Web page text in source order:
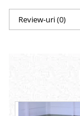
Review-uri(0)